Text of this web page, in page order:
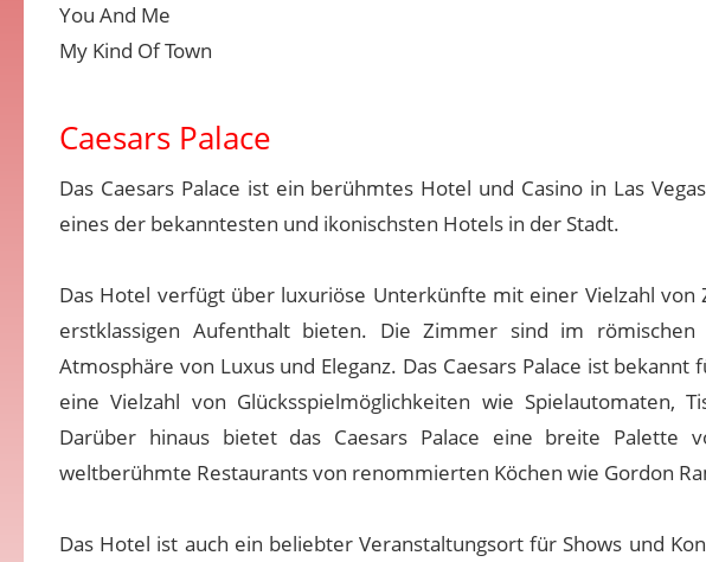
You And Me
My Kind Of Town
Caesars Palace
Das Caesars Palace ist ein berühmtes Hotel und Casino in Las
eines der bekanntesten und ikonischsten Hotels in der Stadt.
Das Hotel verfügt über luxuriöse Unterkünfte mit einer Vielzahl
erstklassigen Aufenthalt bieten. Die Zimmer sind im
Atmosphäre von Luxus und Eleganz. Das Caesars Palace ist
eine Vielzahl von Glücksspielmöglichkeiten wie Spielautomaten,
Darüber hinaus bietet das Caesars Palace eine breite Palette
weltberühmte Restaurants von renommierten Köchen wie Gordon
Das Hotel ist auch ein beliebter Veranstaltungsort für Shows und